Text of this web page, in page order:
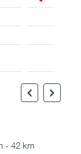
- 42 km